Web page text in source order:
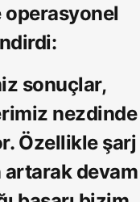
operasyonel
sonuçlar,
nezdinde
. Özellikle şarj
devam